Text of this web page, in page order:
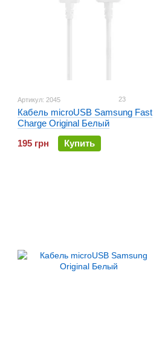
Артикул: 2045 23
Кабель microUSB Samsung Fast
Charge Original Белый
195 грн
Купить